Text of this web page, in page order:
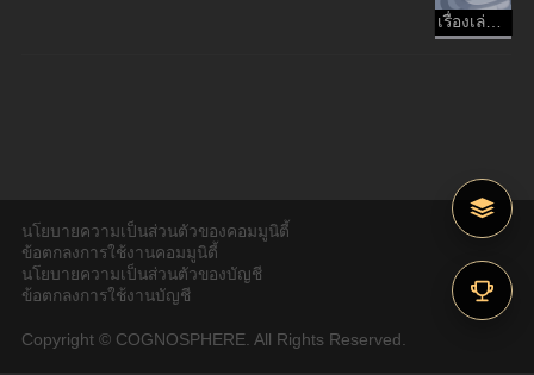
เรื่องเล่าขานตํานานการผจญภัย
นโยบายความเป็นส่วนตัวของคอมมูนิตี้
ข้อตกลงการใช้งานคอมมูนิตี้
นโยบายความเป็นส่วนตัวของบัญชี
ข้อตกลงการใช้งานบัญชี
Copyright © COGNOSPHERE. All Rights Reserved.